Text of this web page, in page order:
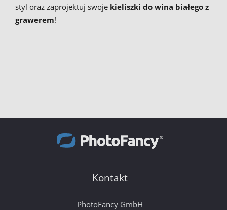
styl oraz zaprojektuj swoje kieliszki do wina białego z
grawerem!
Kontakt
PhotoFancy GmbH